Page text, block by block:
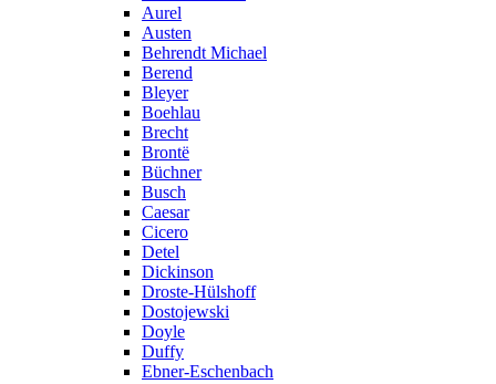
Aurel
Austen
Behrendt Michael
Berend
Bleyer
Boehlau
Brecht
Brontë
Büchner
Busch
Caesar
Cicero
Detel
Dickinson
Droste-Hülshoff
Dostojewski
Doyle
Duffy
Ebner-Eschenbach